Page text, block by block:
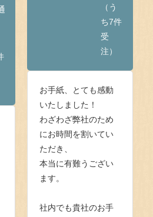
（う
ち7件
受
注）
お手紙、とても感動
いたしました！
わざわざ弊社のため
にお時間を割いてい
ただき、
本当に有難うござい
ます。
社内でも貴社のお手